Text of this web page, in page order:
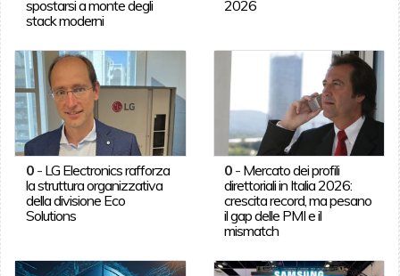
spostarsi a monte degli
stack moderni
2026
0- LG Electronics rafforza
la struttura organizzativa
della divisione Eco
Solutions
0 - Mercato dei profili
direttoriali in Italia 2026:
crescita record, ma pesano
il gap delle PMI e il
mismatch